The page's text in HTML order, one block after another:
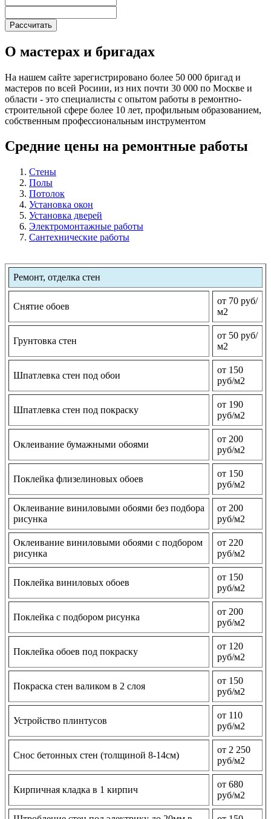
О мастерах и бригадах
На нашем сайте зарегистрировано более 50 000 бригад и
мастеров по всей Росиии, из них почти 30 000 по Москве и
области - это специалисты с опытом работы в ремонтно-
строительной сфере более 10 лет, профильным образованием,
собственным профессиональным инструментом
Средние цены на ремонтные работы
Стены
Полы
Потолок
Установка окон
Установка дверей
Электромонтажные работы
Сантехнические работы
Ремонт, отделка стен
Снятие обоев
от 70 руб/
м2
Грунтовка стен
от 50 руб/
м2
Шпатлевка стен под обои
от 150
руб/м2
Шпатлевка стен под покраску
от 190
руб/м2
Оклеивание бумажными обоями
от 200
руб/м2
Поклейка флизелиновых обоев
от 150
руб/м2
Оклеивание виниловыми обоями без подбора
рисунка
от 200
руб/м2
Оклеивание виниловыми обоями с подбором
рисунка
от 220
руб/м2
Поклейка виниловых обоев
от 150
руб/м2
Поклейка с подбором рисунка
от 200
руб/м2
Поклейка обоев под покраску
от 120
руб/м2
Покраска стен валиком в 2 слоя
от 150
руб/м2
Устройство плинтусов
от 110
руб/м2
Снос бетонных стен (толщиной 8-14см)
от 2 250
руб/м2
Кирпичная кладка в 1 кирпич
от 680
руб/м2